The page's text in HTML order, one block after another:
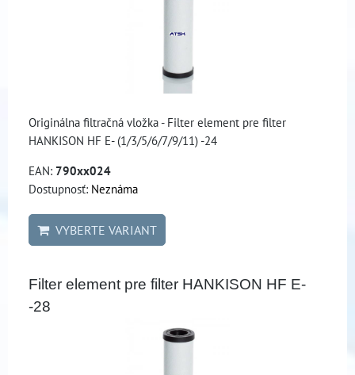
Originálna filtračná vložka - Filter element pre filter
HANKISON HF E- (1/3/5/6/7/9/11) -24
EAN: 790xx024
Dostupnosť: Neznáma
VYBERTE VARIANT
Filter element pre filter HANKISON HF E-
-28